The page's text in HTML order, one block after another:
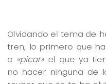
Olvidando el tema de
tren, lo primero que
o «picar»el que ya
no hacer ninguna de